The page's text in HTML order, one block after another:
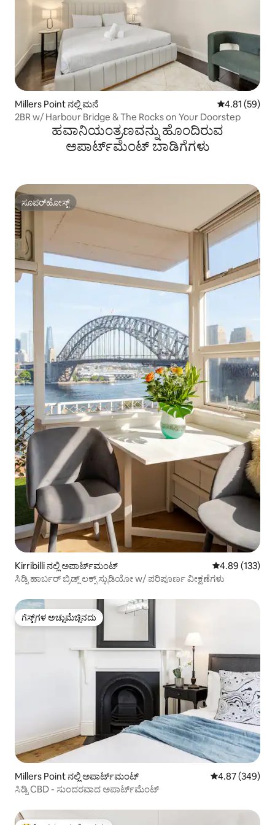
Millers Point ನಲ್ಲಿ ಮನೆ 5 ರಲ್ಲಿ 4.81
4.81 (59)
2BR w/ Harbour Bridge & The Rocks on Your Doorstep
ಹವಾನಿಯಂತ್ರಣವನ್ನು ಹೊಂದಿರುವ
ಅಪಾರ್ಟ್‌ಮೆಂಟ್‌ ಬಾಡಿಗೆಗಳು
ಸೂಪರ್‌ಹೋಸ್ಟ್
ಸೂಪರ್‌ಹೋಸ್ಟ್
Kirribilli ನಲ್ಲಿ ಅಪಾರ್ಟ್‌ಮಂಟ್ 5 ರಲ್ಲಿ 4.89
4.89 (133)
ಸಿಡ್ನಿ ಹಾರ್ಬರ್ ಬ್ರಿಡ್ಜ್ ಲಕ್ಸ್ ಸ್ಟುಡಿಯೋ w/ ಪರಿಪೂರ್ಣ ವೀಕ್ಷಣೆಗಳು
ಗೆಸ್ಟ್‌ಗಳ ಅಚ್ಚುಮೆಚ್ಚಿನದು
ಗೆಸ್ಟ್‌ಗಳ ಅಚ್ಚುಮೆಚ್ಚಿನದು
Millers Point ನಲ್ಲಿ ಅಪಾರ್ಟ್‌ಮಂಟ್ 5 ರಲ್ಲಿ 4.87
4.87 (349)
ಸಿಡ್ನಿ CBD - ಸುಂದರವಾದ ಅಪಾರ್ಟ್‌ಮೆಂಟ್